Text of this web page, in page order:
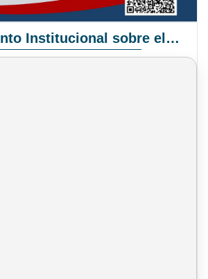
Pronunciamiento Institucional sobre el Proyecto de Ley N° 068/2025-2026 C.S.